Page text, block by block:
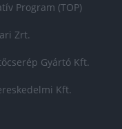
Program (TOP)
Zrt.
Gyártó Kft.
Kft.